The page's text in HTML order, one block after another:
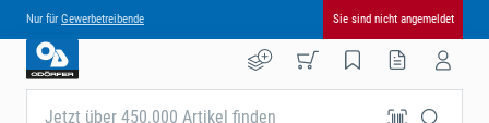
Nur für Gewerbetreibende Sie sind nicht angemeldet
Jetzt über 450.000 Artikel finden